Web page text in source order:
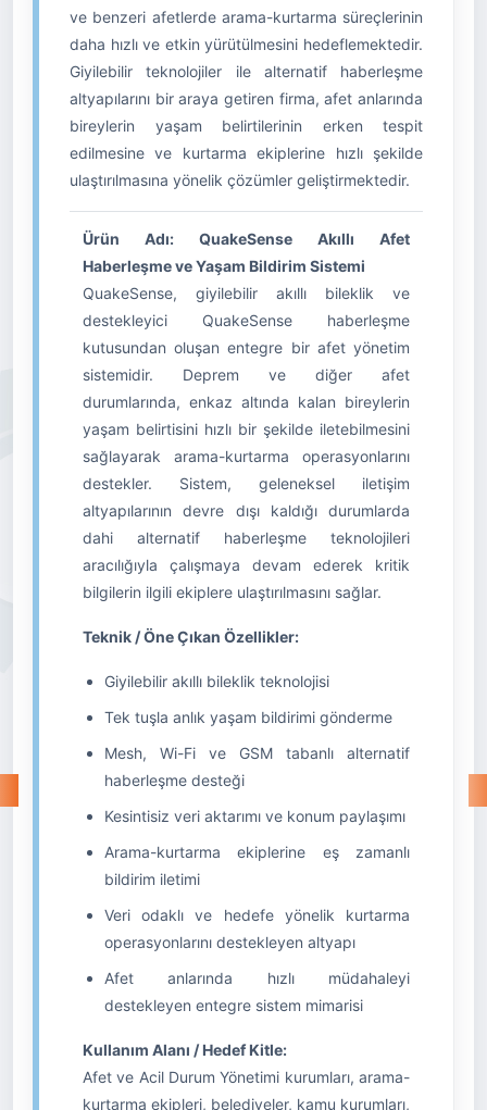
ve benzeri afetlerde arama-kurtarma süreçlerinin
daha hızlı ve etkin yürütülmesini hedeflemektedir.
Giyilebilir teknolojiler ile alternatif haberleşme
altyapılarını bir araya getiren firma, afet anlarında
bireylerin yaşam belirtilerinin erken tespit
edilmesine ve kurtarma ekiplerine hızlı şekilde
ulaştırılmasına yönelik çözümler geliştirmektedir.
Ürün Adı: QuakeSense Akıllı Afet
Haberleşme ve Yaşam Bildirim Sistemi
QuakeSense, giyilebilir akıllı bileklik ve
destekleyici QuakeSense haberleşme
kutusundan oluşan entegre bir afet yönetim
sistemidir. Deprem ve diğer afet
durumlarında, enkaz altında kalan bireylerin
yaşam belirtisini hızlı bir şekilde iletebilmesini
sağlayarak arama-kurtarma operasyonlarını
destekler. Sistem, geleneksel iletişim
altyapılarının devre dışı kaldığı durumlarda
dahi alternatif haberleşme teknolojileri
aracılığıyla çalışmaya devam ederek kritik
bilgilerin ilgili ekiplere ulaştırılmasını sağlar.
Teknik / Öne Çıkan Özellikler:
Giyilebilir akıllı bileklik teknolojisi
Tek tuşla anlık yaşam bildirimi gönderme
Mesh, Wi-Fi ve GSM tabanlı alternatif
haberleşme desteği
Kesintisiz veri aktarımı ve konum paylaşımı
Arama-kurtarma ekiplerine eş zamanlı
bildirim iletimi
Veri odaklı ve hedefe yönelik kurtarma
operasyonlarını destekleyen altyapı
Afet anlarında hızlı müdahaleyi
destekleyen entegre sistem mimarisi
Kullanım Alanı / Hedef Kitle:
Afet ve Acil Durum Yönetimi kurumları, arama-
kurtarma ekipleri, belediyeler, kamu kurumları,